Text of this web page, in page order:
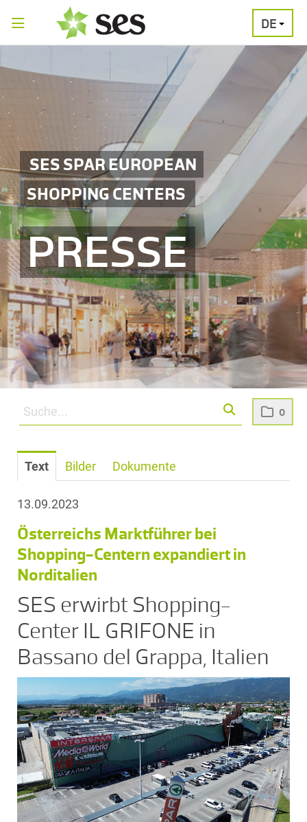
0
DE
SES SPAR EUROPEAN
SHOPPING CENTERS
PRESSE
PRESSEAUSSENDUNGEN
Text Bilder Dokumente
13.09.2023
Österreichs Marktführer bei
Shopping-Centern expandiert in
Norditalien
SES erwirbt Shopping-
Center IL GRIFONE in
Bassano del Grappa, Italien